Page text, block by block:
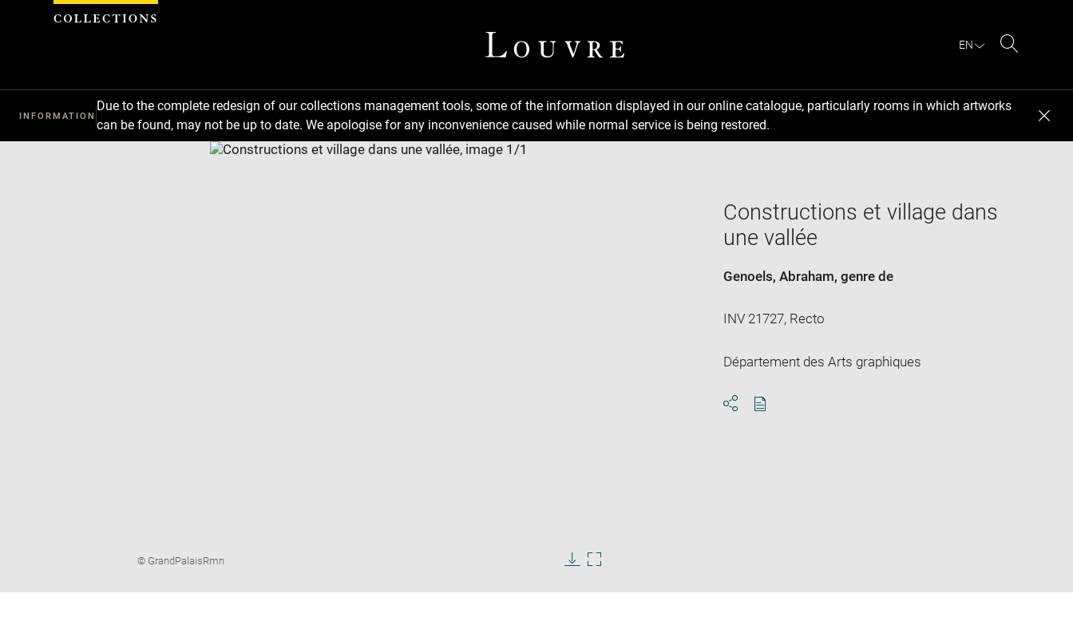
EN
INFORMATION
Due to the complete redesign of our collections management tools, some of the information displayed in our online catalogue, particularly rooms in which artworks
can be found, may not be up to date. We apologise for any inconvenience caused while normal service is being restored.
new
Image
© GrandPalaisRmn
imageimage
Constructions et village dans
une vallée
Genoels, Abraham, genre de
INV 21727, Recto
Département des Arts graphiques
Cookies management panel